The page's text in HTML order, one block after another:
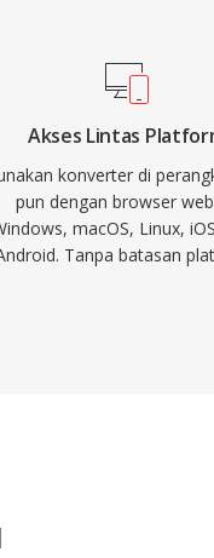
Akses Lintas
konverter di
pun dengan browser
macOS, Linux,
Tanpa batasan